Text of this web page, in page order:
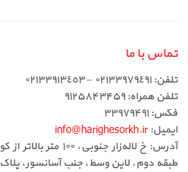
تماس با ما
تلفن: ٠٢١٣٣٩٧٩٤٩١ – ٠٢١٣٣٩١٣٤٥٣
تلفن همراه: ۹۱۲۵۸۴۳۴۵۹
فکس: ۳۳۹۷۹۴۹۱
ایمیل:info@harighesorkh.ir
طبقه دوم، لاین وسط، جنب آسانسور، پلاک ٣٦